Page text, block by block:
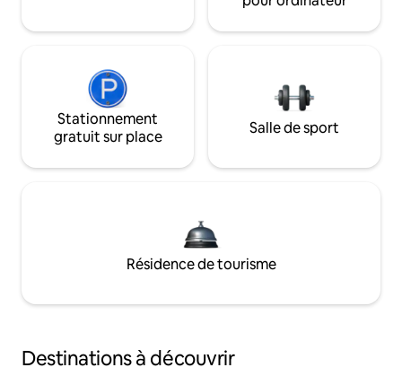
Stationnement
gratuit sur place
Salle de sport
Résidence de tourisme
Destinations à découvrir